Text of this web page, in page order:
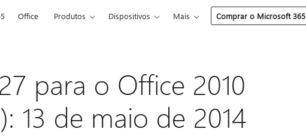
Office Produtos Dispositivos Mais Comprar o Microsoft 365
para o Office 2010
13 de maio de 2014